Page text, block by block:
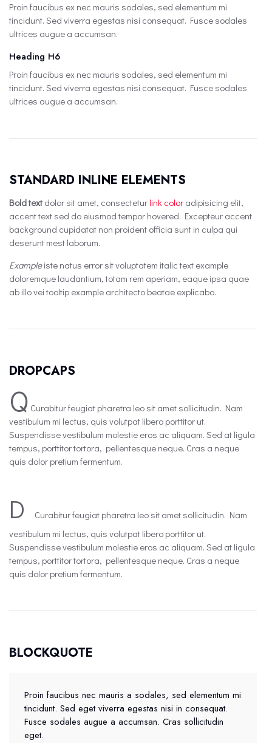
Proin faucibus ex nec mauris sodales, sed elementum mi
tincidunt. Sed viverra egestas nisi consequat. Fusce sodales
ultrices augue a accumsan.
Heading H6
Proin faucibus ex nec mauris sodales, sed elementum mi
tincidunt. Sed viverra egestas nisi consequat. Fusce sodales
ultrices augue a accumsan.
STANDARD INLINE ELEMENTS
Bold text dolor sit amet, consecteturlink color adipisicing elit,
accent text sed do eiusmod tempor hovered. Excepteur accent
background cupidatat non proident officia sunt in culpa qui
deserunt mest laborum.
Exampleiste natus error sit voluptatem italic text example
doloremque laudantium, totam rem aperiam, eaque ipsa quae
ab illo veitooltip example architecto beatae explicabo.
DROPCAPS
Q Curabitur feugiat pharetra leo sit amet sollicitudin. Nam
vestibulum mi lectus, quis volutpat libero porttitor ut.
Suspendisse vestibulum molestie eros ac aliquam. Sed at ligula
tempus, porttitor tortora, pellentesque neque. Cras a neque
quis dolor pretium fermentum.
D
Curabitur feugiat pharetra leo sit amet sollicitudin. Nam
vestibulum mi lectus, quis volutpat libero porttitor ut.
Suspendisse vestibulum molestie eros ac aliquam. Sed at ligula
tempus, porttitor tortora, pellentesque neque. Cras a neque
quis dolor pretium fermentum.
BLOCKQUOTE
Proin faucibus nec mauris a sodales, sed elementum mi
tincidunt. Sed eget viverra egestas nisi in consequat.
Fusce sodales augue a accumsan. Cras sollicitudin
eget.